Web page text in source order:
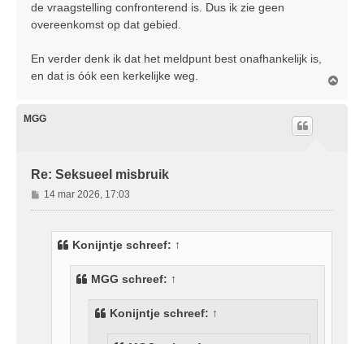
h
de vraagstelling confronterend is. Dus ik zie geen
overeenkomst op dat gebied.
En verder denk ik dat het meldpunt best onafhankelijk is,
en dat is óók een kerkelijke weg.
MGG
Re: Seksueel misbruik
B
e
14 mar 2026, 17:03
Konijntje schreef: ↑
MGG schreef: ↑
Konijntje schreef: ↑